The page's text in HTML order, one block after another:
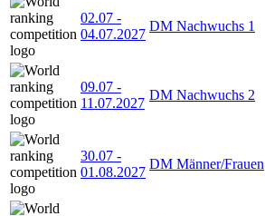
02.07 -
04.07.2027
DM Nachwuchs 1
09.07 -
11.07.2027
DM Nachwuchs 2
30.07 -
01.08.2027
DM Männer/Frauen